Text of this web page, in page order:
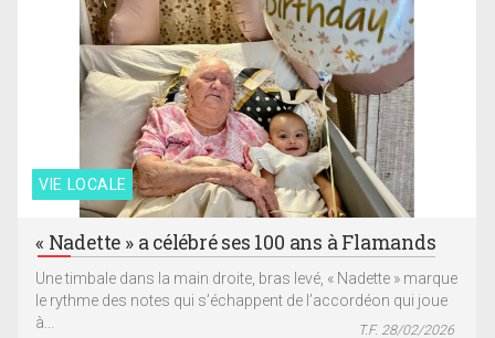
VIE LOCALE
« Nadette » a célébré ses 100 ans à Flamands
Une timbale dans la main droite, bras levé, « Nadette » marque
le rythme des notes qui s’échappent de l’accordéon qui joue
à...
T.F. 28/02/2026